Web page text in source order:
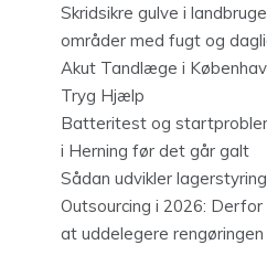
Skridsikre gulve i
områder med fugt og
Akut Tandlæge i
Tryg Hjælp
Batteritest og
i Herning før det går galt
Sådan udvikler
Outsourcing i 2026:
at uddelegere rengøringen